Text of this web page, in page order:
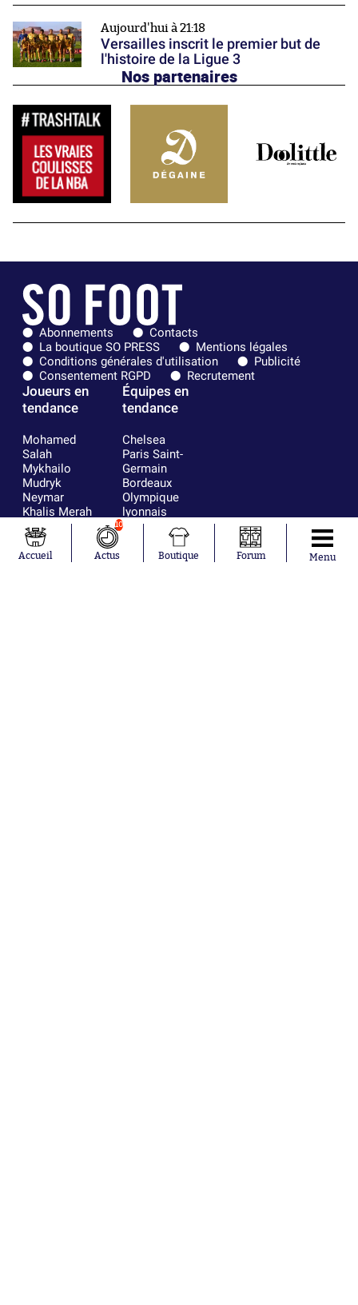
Aujourd'hui à 21:18
Versailles inscrit le premier but de
l'histoire de la Ligue 3
Nos partenaires
Abonnements
Contacts
La boutique SO PRESS
Mentions légales
Conditions générales d'utilisation
Publicité
Consentement RGPD
Recrutement
Joueurs en
tendance
Mohamed
Salah
Mykhailo
Mudryk
Neymar
Khalis Merah
Loïs Openda
Moussa
Niakhaté
Équipes en
tendance
Chelsea
Paris Saint-
Germain
Bordeaux
Olympique
lyonnais
FIFA
Real Madrid
RC Strasbourg
Accueil
10
Actus Boutique Forum Menu